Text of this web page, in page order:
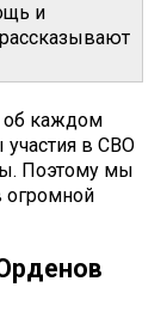
и
об каждом
в СВО
Поэтому мы
огромной